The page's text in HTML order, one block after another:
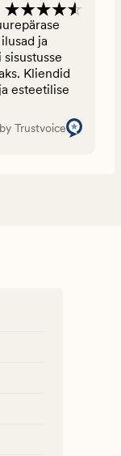
ja
Kliendid
esteetilise
Trustvoice